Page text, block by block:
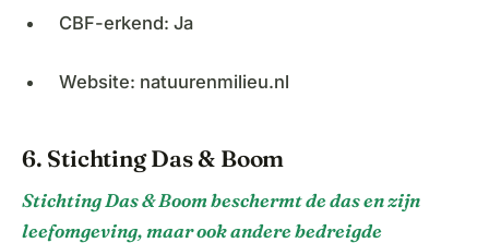
CBF-erkend: Ja
Website: natuurenmilieu.nl
6. Stichting Das & Boom
Stichting Das & Boom beschermt de das en zijn
leefomgeving, maar ook andere bedreigde